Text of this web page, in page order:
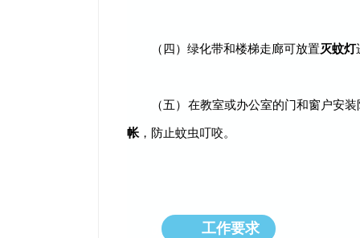
（四）绿化带和楼梯走廊可放置灭蚊灯
（五）在教室或办公室的门和窗户安装
帐 ，防止蚊虫叮咬。
03 工作要求